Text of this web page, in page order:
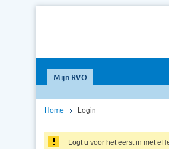
Mijn RVO
Home Login
Logt u voor het eerst in met